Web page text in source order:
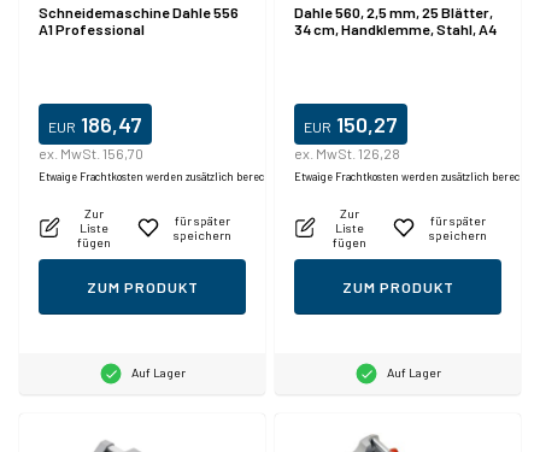
Schneidemaschine Dahle 556
A1 Professional
EUR 186,47
ex. MwSt. 156,70
Etwaige Frachtkosten werden zusätzlich berechnet.
Zur
Liste
fügen
für später
speichern
ZUM PRODUKT
Auf Lager
Dahle 560, 2,5 mm, 25 Blätter,
34 cm, Handklemme, Stahl, A4
EUR 150,27
ex. MwSt. 126,28
Etwaige Frachtkosten werden zusätzlich
Zur
Liste
fügen
für später
speichern
ZUM PRODUKT
Auf Lager